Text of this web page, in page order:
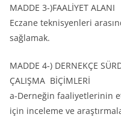
MADDE 3-)FAALİYET ALANI
Eczane teknisyenleri
sağlamak.
MADDE 4-) DERNEKÇE
ÇALIŞMA BİÇİMLERİ
a-Derneğin faaliyetlerinin
için inceleme ve